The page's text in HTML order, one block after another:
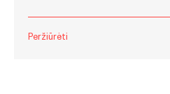
Peržiūrėti